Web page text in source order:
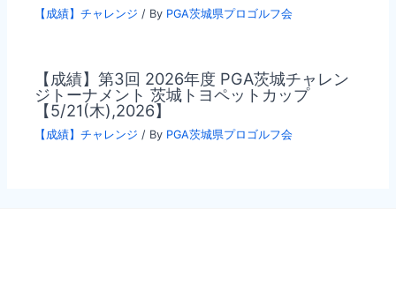
【成績】チャレンジ / By PGA茨城県プロゴルフ会
【成績】第3回 2026年度 PGA茨城チャレン
ジトーナメント 茨城トヨペットカップ
【5/21(木),2026】
【成績】チャレンジ / By PGA茨城県プロゴルフ会